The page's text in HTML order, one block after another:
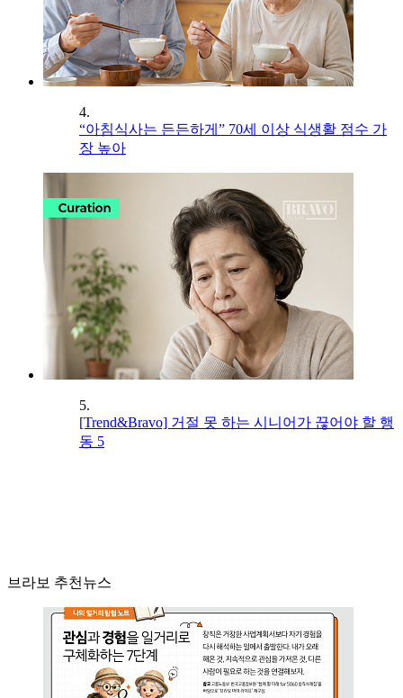
4.
“아침식사는 든든하게” 70세 이상 식생활 점수 가
장 높아
5.
[Trend&Bravo] 거절 못 하는 시니어가 끊어야 할 행
동 5
브라보 추천뉴스